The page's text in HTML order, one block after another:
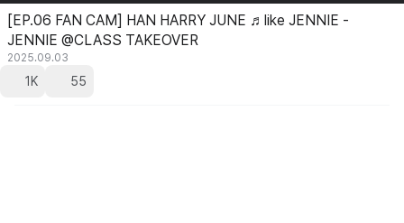
[EP.06 FAN CAM] HAN HARRY JUNE ♬like JENNIE -
JENNIE @CLASS TAKEOVER
2025.09.03
1K 55